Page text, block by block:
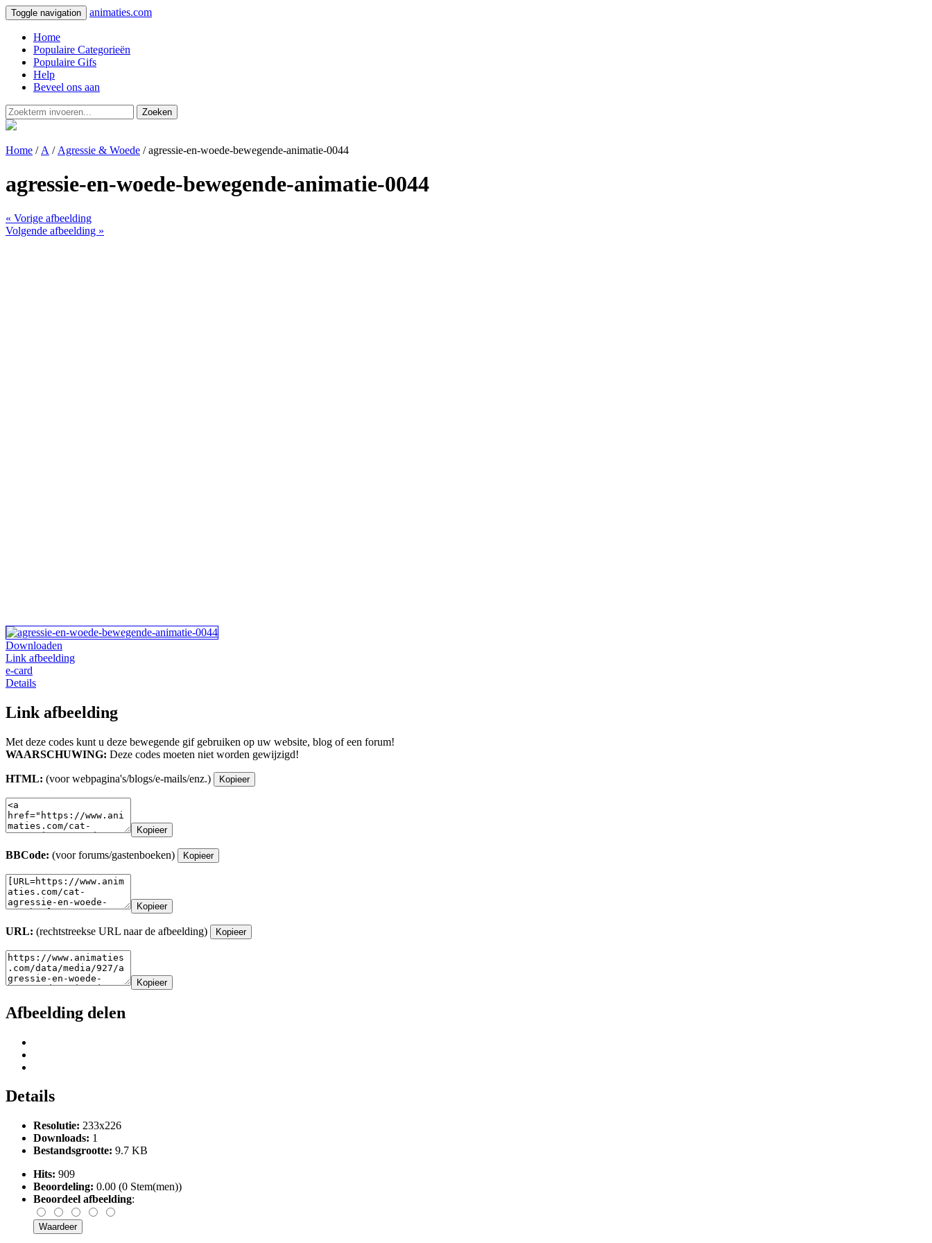
Toggle navigation animaties.com
Home
Populaire Categorieën
Populaire Gifs
Help
Beveel ons aan
Zoeken
Home / A / Agressie & Woede / agressie-en-woede-bewegende-animatie-0044
agressie-en-woede-bewegende-animatie-0044
« Vorige afbeelding
Volgende afbeelding »
Downloaden
Link afbeelding
e-card
Details
Link afbeelding
Met deze codes kunt u deze bewegende gif gebruiken op uw website, blog of een forum!
WAARSCHUWING: Deze codes moeten niet worden gewijzigd!
HTML: (voor webpagina's/blogs/e-mails/enz.) Kopieer
Kopieer
BBCode: (voor forums/gastenboeken) Kopieer
Kopieer
URL: (rechtstreekse URL naar de afbeelding) Kopieer
Kopieer
Afbeelding delen
Details
Resolutie: 233x226
Downloads: 1
Bestandsgrootte: 9.7 KB
Hits: 909
Beoordeling: 0.00 (0 Stem(men))
Beoordeel afbeelding: